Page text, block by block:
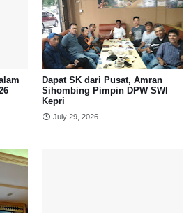
Dapat SK dari Pusat, Amran
Sihombing Pimpin DPW SWI
Kepri
July 29, 2026